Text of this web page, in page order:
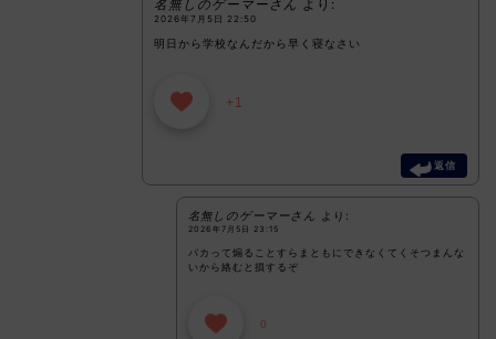
名無しのゲーマーさん より:
2026年7月5日 22:50
明日から学校なんだから早く寝なさい
+1
返信
名無しのゲーマーさん より:
2026年7月5日 23:15
バカって煽ることすらまともにできなくてくそつまんな
いから絡むと損するぞ
0